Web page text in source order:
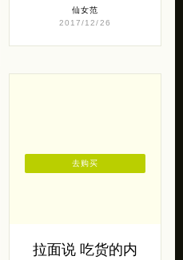
仙女范
2017/12/26
拉面说 吃货的内
去购买